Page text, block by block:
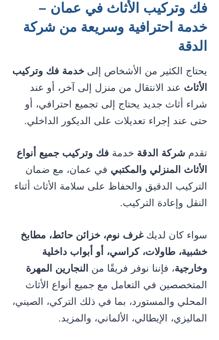
فك وتركيب الأثاث في عمان –
خدمة احترافية وسريعة من شركة
الدقة
يحتاج الكثير من الأشخاص إلى خدمة فك وتركيب
الأثاث عند الانتقال من منزل إلى آخر، أو عند
شراء أثاث جديد يحتاج إلى تجميع احترافي، أو
حتى عند إجراء تعديلات على الديكور الداخلي.
تقدم شركة الدقة خدمة فك وتركيب جميع أنواع
الأثاث المنزلي والمكتبي في عمان، مع ضمان
التركيب الدقيق والحفاظ على سلامة الأثاث أثناء
النقل وإعادة التركيب.
سواء كان لديكغرف نوم، خزائن حائط، مطابخ
خشبية، طاولات، كراسي، أو أبواب داخلية
وخارجية، فإننا نوفر فريقًا من
النجارين المهرة
المتخصصين في التعامل مع جميع أنواع الأثاث
المحلي والمستورد، بما في ذلك التركي، الصيني،
الماليزي، الإيطالي، الألماني، والمزيد.